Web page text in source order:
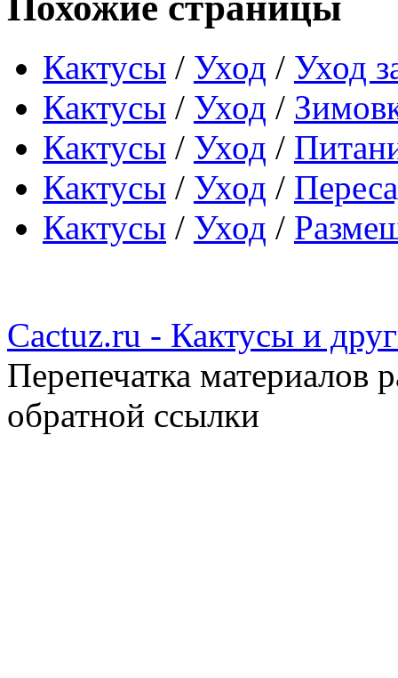
Кактусы / Уход / Уход
Кактусы / Уход /
Кактусы / Уход /
Кактусы / Уход /
Кактусы / Уход /
Cactuz.ru - Кактусы и
Перепечатка материалов
обратной ссылки